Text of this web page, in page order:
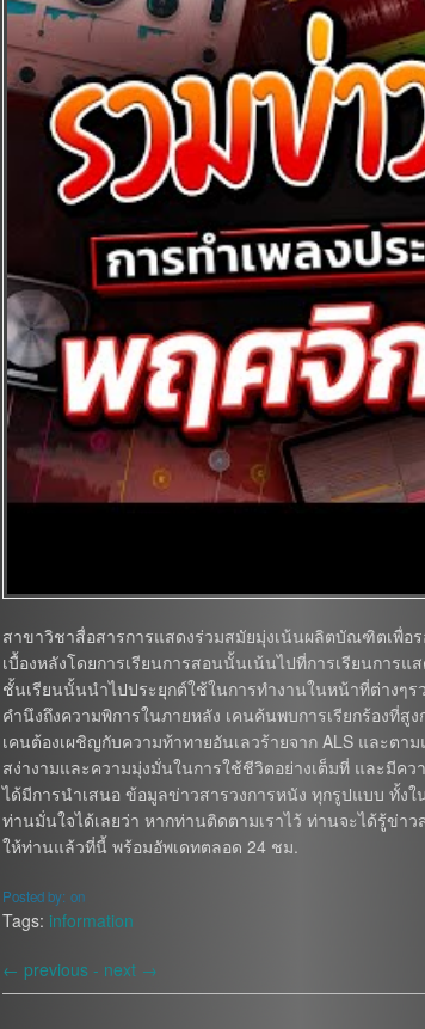
สาขาวิชาสื่อสารการแสดงร่วมสมัยมุ่งเน้นผลิตบัณฑิตเพื่อ
เบื้องหลังโดยการเรียนการสอนนั้นเน้นไปที่การเรียนการ
ชั้นเรียนนั้นนำไปประยุกต์ใช้ในการทำงานในหน้าที่ต่างๆ
คำนึงถึงความพิการในภายหลัง เคนค้นพบการเรียกร้องที่สู
เคนต้องเผชิญกับความท้าทายอันเลวร้ายจาก ALS และต
สง่างามและความมุ่งมั่นในการใช้ชีวิตอย่างเต็มที่ และมีคว
ได้มีการนำเสนอ ข้อมูลข่าวสารวงการหนัง ทุกรูปแบบ ทั้ง
ท่านมั่นใจได้เลยว่า หากท่านติดตามเราไว้ ท่านจะได้รู้ข่า
ให้ท่านแล้วที่นี้ พร้อมอัพเดทตลอด 24 ชม.
Posted by: on
Tags: information
← previous - next →